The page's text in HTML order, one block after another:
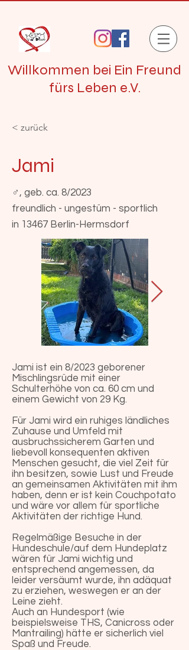
Willkommen bei Ein Freund
fürs Leben e.V.
< zurück
Jami
♂ , geb. ca. 8/2023
freundlich - ungestüm - sportlich
in 13467 Berlin-Hermsdorf
Jami ist ein 8/2023 geborener
Mischlingsrüde mit einer
Schulterhöhe von ca. 60 cm und
einem Gewicht von 29 Kg.
Für Jami wird ein ruhiges ländliches
Zuhause und Umfeld mit
ausbruchssicherem Garten und
liebevoll konsequenten aktiven
Menschen gesucht, die viel Zeit für
ihn besitzen, sowie Lust und Freude
an gemeinsamen Aktivitäten mit ihm
haben, denn er ist kein Couchpotato
und wäre vor allem für sportliche
Aktivitäten der richtige Hund.
Regelmäßige Besuche in der
Hundeschule/auf dem Hundeplatz
wären für Jami wichtig und
entsprechend angemessen, da
leider versäumt wurde, ihn adäquat
zu erziehen, weswegen er an der
Leine zieht.
Auch an Hundesport (wie
beispielsweise THS, Canicross oder
Mantrailing) hätte er sicherlich viel
Spaß und Freude.